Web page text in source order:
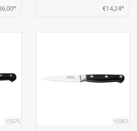
€14,24*
15575 15567